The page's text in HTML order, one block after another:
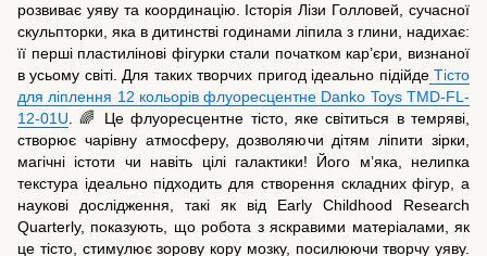
розвиває уяву та координацію. Історія Лізи Голловей, сучасної
скульпторки, яка в дитинстві годинами ліпила з глини, надихає:
її перші пластилінові фігурки стали початком кар’єри, визнаної
в усьому світі. Для таких творчих пригод ідеально підійдеТісто
для ліплення 12 кольорів флуоресцентне Danko Toys TMD-FL-
12-01U. 🌈 Це флуоресцентне тісто, яке світиться в темряві,
створює чарівну атмосферу, дозволяючи дітям ліпити зірки,
магічні істоти чи навіть цілі галактики! Його м’яка, нелипка
текстура ідеально підходить для створення складних фігур, а
наукові дослідження, такі як від Early Childhood Research
Quarterly, показують, що робота з яскравими матеріалами, як
це тісто, стимулює зорову кору мозку, посилюючи творчу уяву.